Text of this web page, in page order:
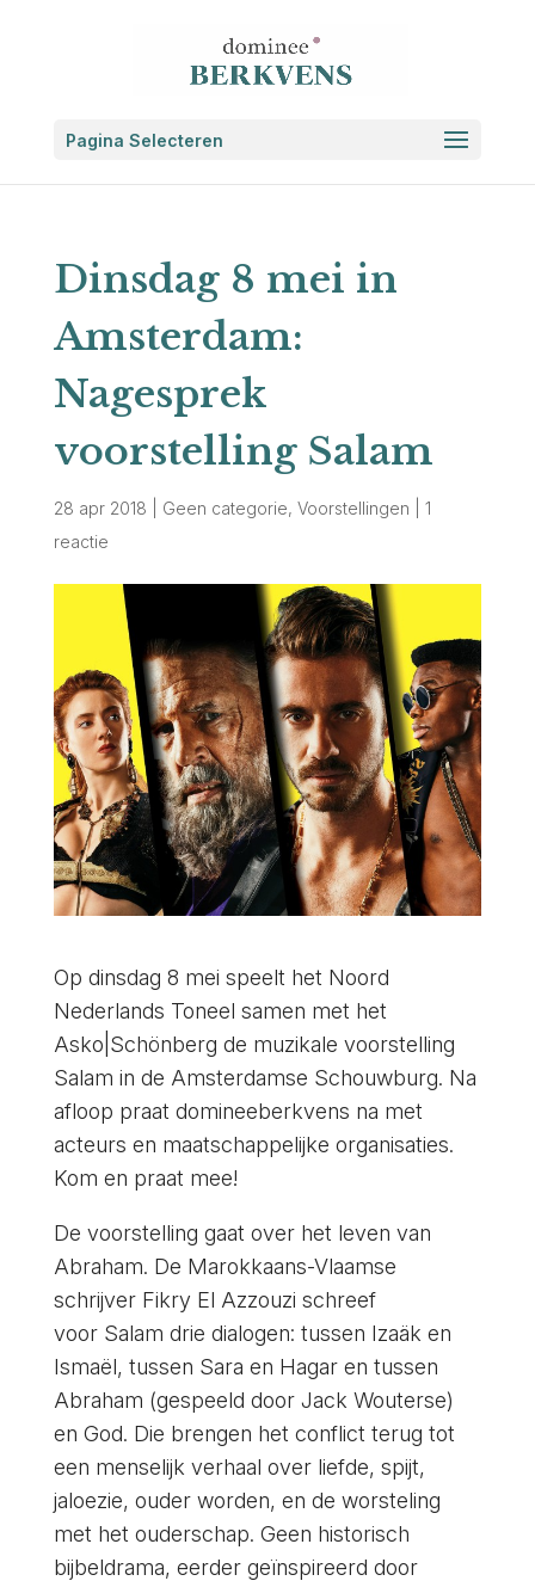
Pagina Selecteren
Dinsdag 8 mei in
Amsterdam:
Nagesprek
voorstelling Salam
28 apr 2018 Geen categorie, Voorstellingen
1
reactie
Op dinsdag 8 mei speelt het Noord
Nederlands Toneel samen met het
Asko|Schönberg de muzikale voorstelling
Salam in de Amsterdamse Schouwburg. Na
afloop praat domineeberkvens na met
acteurs en maatschappelijke organisaties.
Kom en praat mee!
De voorstelling gaat over het leven van
Abraham. De Marokkaans-Vlaamse
schrijver Fikry El Azzouzi schreef
voor Salam drie dialogen: tussen Izaäk en
Ismaël, tussen Sara en Hagar en tussen
Abraham (gespeeld door Jack Wouterse)
en God. Die brengen het conflict terug tot
een menselijk verhaal over liefde, spijt,
jaloezie, ouder worden, en de worsteling
met het ouderschap. Geen historisch
bijbeldrama, eerder geïnspireerd door